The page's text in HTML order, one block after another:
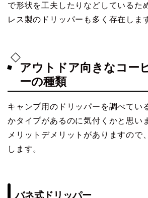
で形状を工夫したりなどしているた
レス製のドリッパーも多く存在しま
アウトドア向きなコー
ーの種類
キャンプ用のドリッパーを調べてい
かタイプがあるのに気付くかと思い
メリットデメリットがありますので
します。
バネ式ドリッパー